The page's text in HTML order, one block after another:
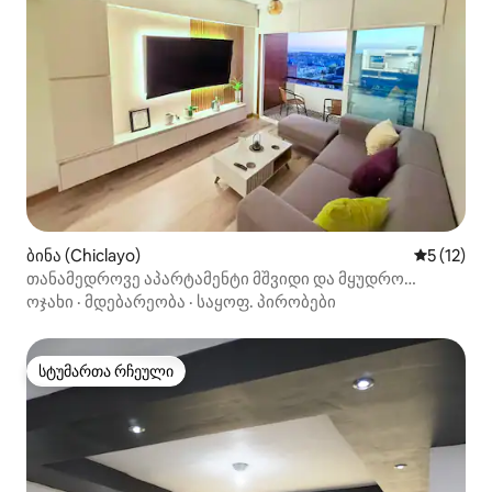
ბინა (Chiclayo) საშუალო
5 (12)
თანამედროვე აპარტამენტი მშვიდი და მყუდრო
დიზაინით
ოჯახი · მდებარეობა · საყოფ. პირობები
სტუმართა რჩეული
სტუმართა რჩეული